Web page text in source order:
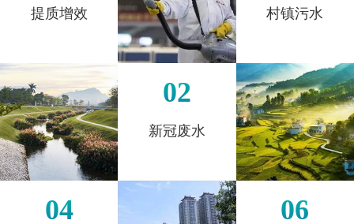
提质增效
02
新冠废水
村镇污水
04 06